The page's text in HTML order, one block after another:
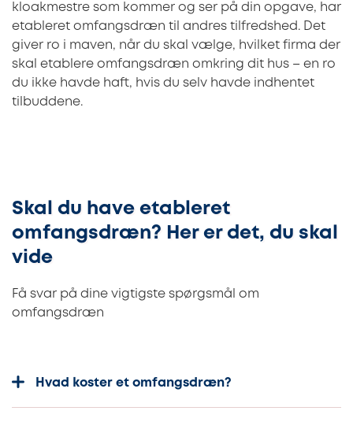
kloakmestre som kommer og ser på din opgave, har
etableret omfangsdræn til andres tilfredshed. Det
giver ro i maven, når du skal vælge, hvilket firma der
skal etablere omfangsdræn omkring dit hus – en ro
du ikke havde haft, hvis du selv havde indhentet
tilbuddene.
Skal du have etableret
omfangsdræn? Her er det, du skal
vide
Få svar på dine vigtigste spørgsmål om
omfangsdræn
Hvad koster et omfangsdræn?